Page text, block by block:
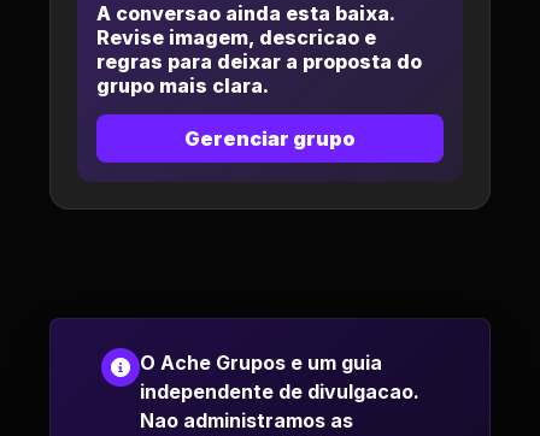
A conversao ainda esta baixa.
Revise imagem, descricao e
regras para deixar a proposta do
grupo mais clara.
Gerenciar grupo
O Ache Grupos e um guia
independente de divulgacao.
Nao administramos as